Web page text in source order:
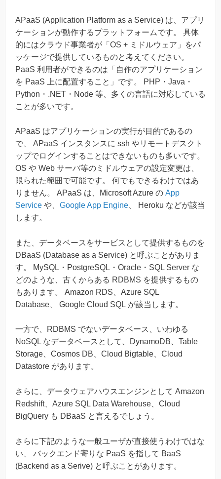
APaaS (Application Platform as a Service) は、アプリ
ケーションが動作するプラットフォームです。 具体
的にはクラウド事業者が「OS + ミドルウェア」をパ
ッケージで提供しているものと考えてください。
PaaS 利用者ができるのは「自作のアプリケーション
を PaaS 上に配置すること」です。 PHP・Java・
Python・.NET・Node 等、多くの言語に対応している
ことが多いです。
APaaS はアプリケーションの実行が目的であるの
で、 APaaS インスタンスに ssh やリモートデスクト
ップでログインすることはできないものも多いです。
OS や Web サーバ等のミドルウェアの設定変更は、
限られた範囲で可能です。 何でもできるわけではあ
りません。 APaaS は、Microsoft Azure の App
Service や、 Google App Engine 、 Heroku などが該当
します。
また、データベースをサービスとして提供するものを
DBaaS (Database as a Service) と呼ぶことがありま
す。 MySQL・PostgreSQL・Oracle・SQL Server な
どのような、古くからある RDBMS を提供するもの
もあります。 Amazon RDS、Azure SQL
Database、 Google Cloud SQL が該当します。
一方で、RDBMS でないデータベース、いわゆる
NoSQL なデータベースとして、DynamoDB、Table
Storage、Cosmos DB、Cloud Bigtable、Cloud
Datastore があります。
さらに、データウェアハウスエンジンとして Amazon
Redshift、Azure SQL Data Warehouse、Cloud
BigQuery も DBaaS と言えるでしょう。
さらに下記のような一般ユーザが直接使うわけではな
い、 バックエンド寄りな PaaS を指して BaaS
(Backend as a Serive) と呼ぶことがあります。